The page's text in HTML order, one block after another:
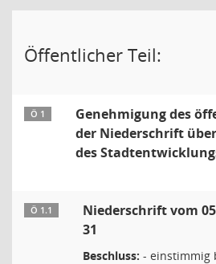
Öffentlicher Teil:
Ö 1
Genehmigung des
der Niederschrift
des
Ö 1.1
Niederschrift vom
31
Beschluss: - einstimmig